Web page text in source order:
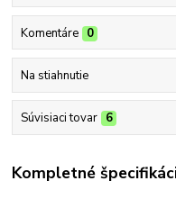
Komentáre 0
Na stiahnutie
Súvisiaci tovar 6
Kompletné